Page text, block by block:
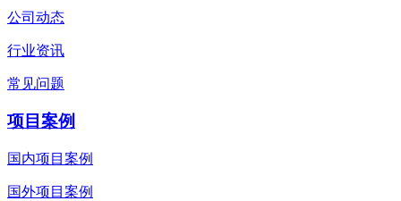
公司动态
行业资讯
常见问题
项目案例
国内项目案例
国外项目案例